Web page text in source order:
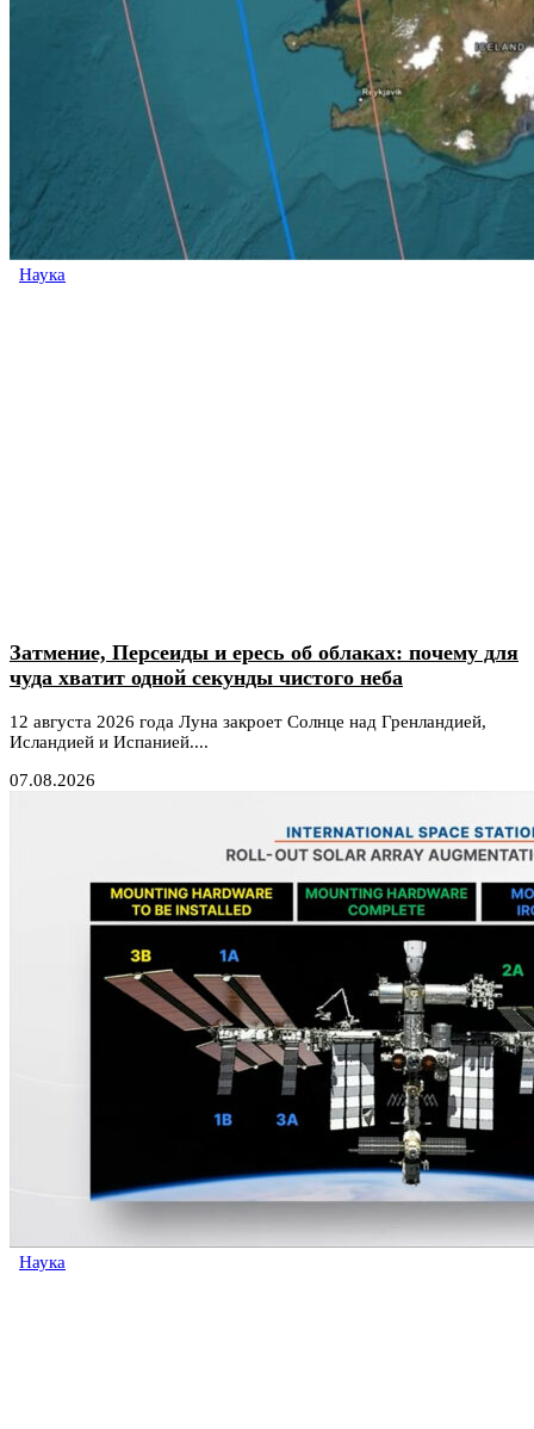
Наука
Затмение, Персеиды и ересь об облаках: почему для
чуда хватит одной секунды чистого неба
12 августа 2026 года Луна закроет Солнце над Гренландией,
Исландией и Испанией....
07.08.2026
Наука